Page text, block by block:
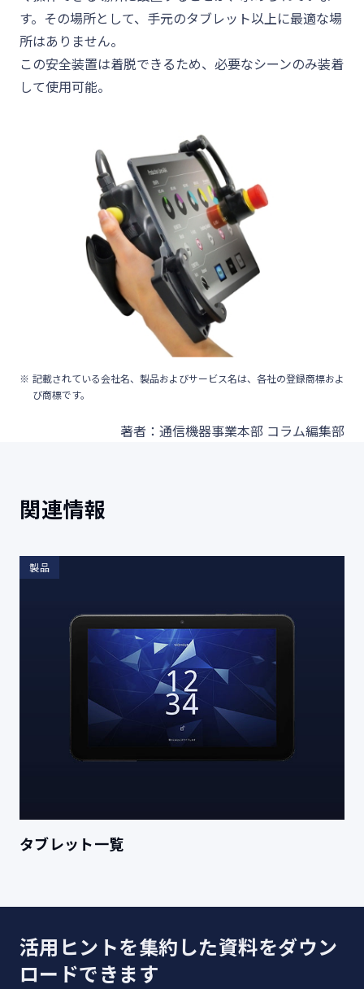
す。その場所として、手元のタブレット以上に最適な場
所はありません。
この安全装置は着脱できるため、必要なシーンのみ装着
して使用可能。
記載されている会社名、製品およびサービス名は、各社の登録商標およ
び商標です。
著者：通信機器事業本部 コラム編集部
関連情報
製品
タブレット一覧
活用ヒントを集約した資料をダウン
ロードできます